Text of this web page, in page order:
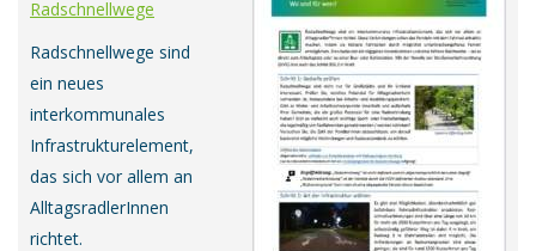
Radschnellwege
Radschnellwege sind
ein neues
interkommunales
Infrastrukturelement,
das sich vor allem an
AlltagsradlerInnen
richtet.